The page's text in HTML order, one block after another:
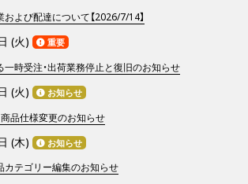
よび配達について【2026/7/14】
(火) 重要
一時受注・出荷業務停止と復旧のお知らせ
(火) お知らせ
商品仕様変更のお知らせ
(木) お知らせ
カテゴリー編集のお知らせ